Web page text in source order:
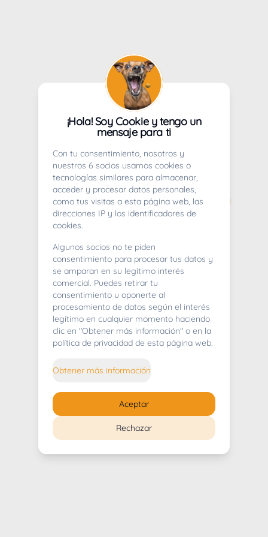
404
Whoops! Lo sentimos mucho.
¡Hola! Soy Cookie y tengo un
mensaje para ti
Con tu consentimiento, nosotros y
nuestros 6 socios usamos cookies o
tecnologías similares para almacenar,
acceder y procesar datos personales,
como tus visitas a esta página web, las
direcciones IP y los identificadores de
cookies.
Algunos socios no te piden
consentimiento para procesar tus datos y
se amparan en su legítimo interés
comercial. Puedes retirar tu
consentimiento u oponerte al
procesamiento de datos según el interés
legítimo en cualquier momento haciendo
clic en "Obtener más información" o en la
política de privacidad de esta página web.
Obtener más información
Rechazar
Aceptar